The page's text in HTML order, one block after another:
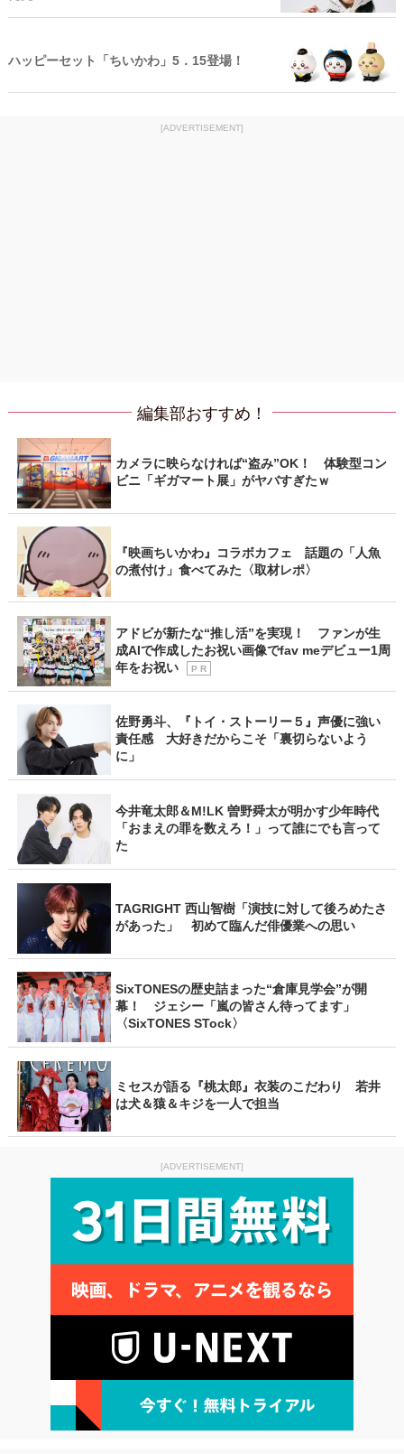
ハッピーセット「ちいかわ」5．15登場！
[ADVERTISEMENT]
編集部おすすめ！
カメラに映らなければ“盗み”OK！ 体験型コン
ビニ「ギガマート展」がヤバすぎたｗ
『映画ちいかわ』コラボカフェ 話題の「人魚
の煮付け」食べてみた〈取材レポ〉
アドビが新たな“推し活”を実現！ ファンが生
成AIで作成したお祝い画像でfav meデビュー1周
年をお祝い
P R
佐野勇斗、『トイ・ストーリー５』声優に強い
責任感 大好きだからこそ「裏切らないよう
に」
今井竜太郎＆M!LK 曽野舜太が明かす少年時代
「おまえの罪を数えろ！」って誰にでも言って
た
TAGRIGHT 西山智樹「演技に対して後ろめたさ
があった」 初めて臨んだ俳優業への思い
SixTONESの歴史詰まった“倉庫見学会”が開
幕！ ジェシー「嵐の皆さん待ってます」
〈SixTONES STock〉
ミセスが語る『桃太郎』衣装のこだわり 若井
は犬＆猿＆キジを一人で担当
[ADVERTISEMENT]